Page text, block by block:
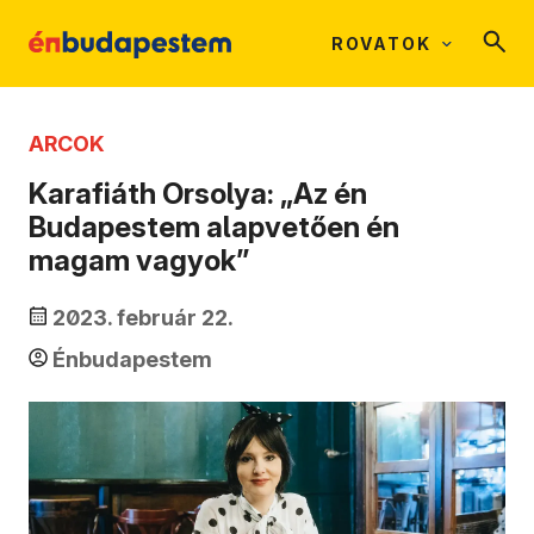
ROVATOK
ARCOK
Karafiáth Orsolya: „Az én
Budapestem alapvetően én
magam vagyok”
2023. február 22.
Énbudapestem